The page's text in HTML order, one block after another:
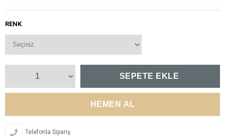
RENK
Telefonla Sipariş